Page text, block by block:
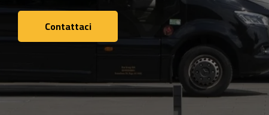
Contattaci
Contattaci